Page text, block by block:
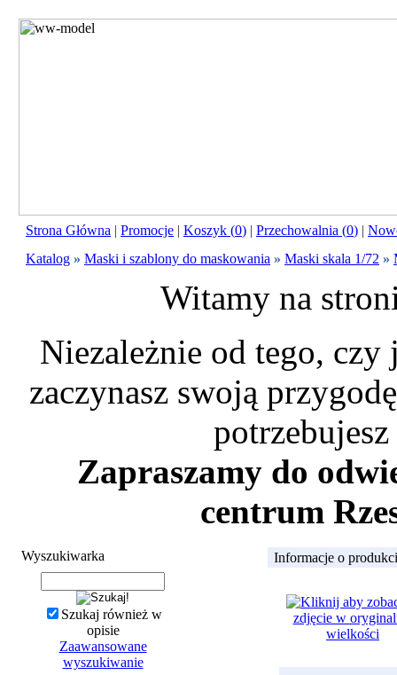
Strona Główna | Promocje | Koszyk (0) | Przechowalnia (0) |
Katalog » Maski i szablony do maskowania » Maski skala 1/72 »
Witamy na
Niezależnie od tego, czy
zaczynasz swoją
Zapraszamy do
centrum
Wyszukiwarka
Szukaj również w
opisie
Zaawansowane
wyszukiwanie
Informacje o